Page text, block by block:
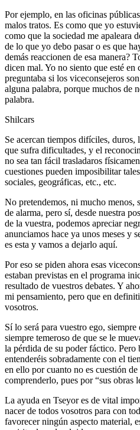
Por ejemplo, en las oficinas
malos tratos. Es como que yo
como que la sociedad me apaleara
de lo que yo debo pasar o es que
demás reaccionen de esa manera?
dicen mal. Yo no siento que esté en
preguntaba si los viceconsejeros
alguna palabra, porque muchos de
palabra.
Shilcars
Se acercan tiempos difíciles,
que sufra dificultades, y el
no sea tan fácil trasladaros
cuestiones pueden imposibilitar
sociales, geográficas, etc., etc.
No pretendemos, ni mucho menos,
de alarma, pero sí, desde nuestra
de la vuestra, podemos apreciar
anunciamos hace ya unos meses y
es esta y vamos a dejarlo aquí.
Por eso se piden ahora esas
estaban previstas en el programa
resultado de vuestros debates. Y
mi pensamiento, pero que en
vosotros.
Sí lo será para vuestro ego,
siempre temeroso de que se le
la pérdida de su poder fáctico. Pero
entenderéis sobradamente con el
en ello por cuanto no es cuestión
comprenderlo, pues por “sus obras
La ayuda en Tseyor es de vital
nacer de todos vosotros para con
favorecer ningún aspecto material,